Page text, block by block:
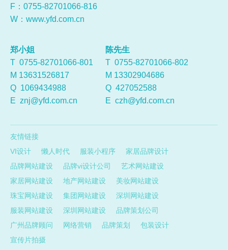
F：0755-82701066-816
W： www.yfd.com.cn
郑小姐
T 0755-82701066-801
M 13631526817
Q 1069434988
E znj@yfd.com.cn
陈先生
T 0755-82701066-802
M 13302904686
Q 427052588
E czh@yfd.com.cn
友情链接
VI设计
懒人时代 服装小程序
家居品牌设计
品牌网站建设
品牌vi设计公司
艺术网站建设
家居网站建设
地产网站建设
美妆网站建设
珠宝网站建设
集团网站建设
深圳网站建设
服装网站建设
深圳网站建设
品牌策划公司
广州品牌顾问
网络营销 品牌策划
包装设计
宣传片拍摄